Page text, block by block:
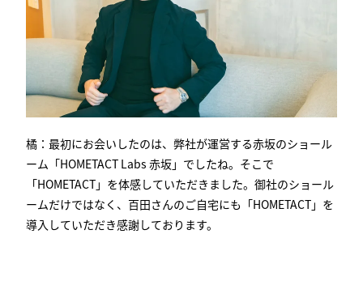
橘：最初にお会いしたのは、弊社が運営する赤坂のショール
ーム「HOMETACT Labs 赤坂」でしたね。そこで
「HOMETACT」を体感していただきました。御社のショール
ームだけではなく、百田さんのご自宅にも「HOMETACT」を
導入していただき感謝しております。